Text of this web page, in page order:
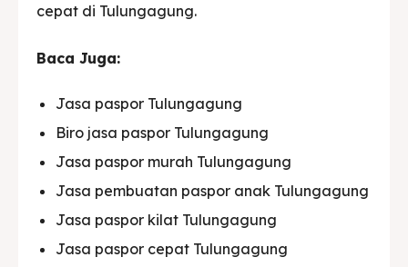
cepat di Tulungagung.
Baca Juga:
Jasa paspor Tulungagung
Biro jasa paspor Tulungagung
Jasa paspor murah Tulungagung
Jasa pembuatan paspor anak Tulungagung
Jasa paspor kilat Tulungagung
Jasa paspor cepat Tulungagung